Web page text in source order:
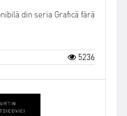
din seria Grafică fără
5236